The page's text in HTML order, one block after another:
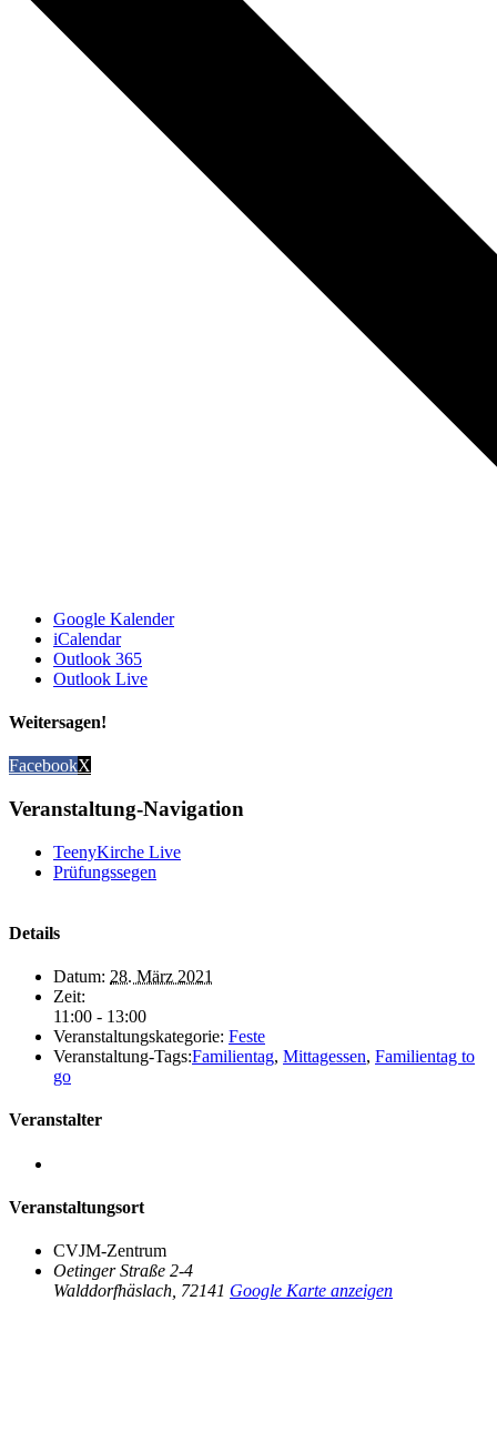
Google Kalender
iCalendar
Outlook 365
Outlook Live
Weitersagen!
FacebookX
Veranstaltung-Navigation
TeenyKirche Live
Prüfungssegen
Details
Datum: 28. März 2021
Zeit:
11:00 - 13:00
Veranstaltungskategorie: Feste
Veranstaltung-Tags:Familientag, Mittagessen, Familientag to
go
Veranstalter
Veranstaltungsort
CVJM-Zentrum
Oetinger Straße 2-4
Walddorfhäslach 72141 Google Karte anzeigen